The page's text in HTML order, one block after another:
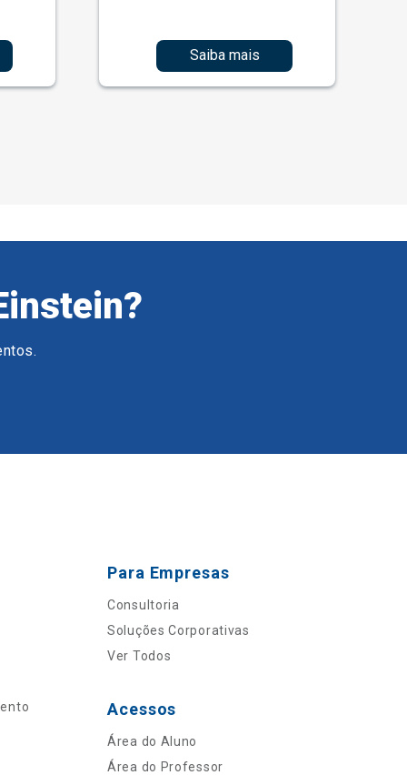
Saiba mais
Para Empresas
Consultoria
Soluções Corporativas
Ver Todos
Acessos
Área do Aluno
Área do Professor